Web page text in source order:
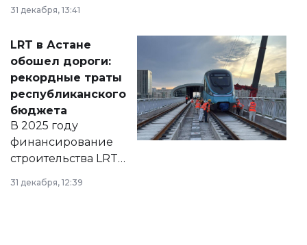
2028 годы.
документ
появился в базе
нормативных
правовых актов и
на сайте маслихат
города.
31 декабря, 13:41
LRT в Астане
обошел дороги:
рекордные траты
республиканского
бюджета
В 2025 году
финансирование
строительства LRT
в Астане из
республиканского
31 декабря, 12:39